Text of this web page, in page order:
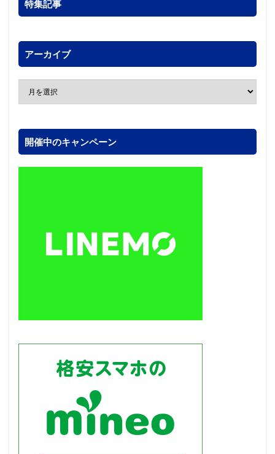
特集記事
アーカイブ
開催中のキャンペーン